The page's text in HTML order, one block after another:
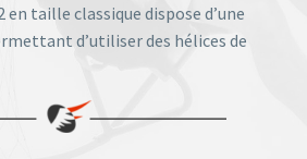
en taille classique dispose d’une
d’utiliser des hélices de